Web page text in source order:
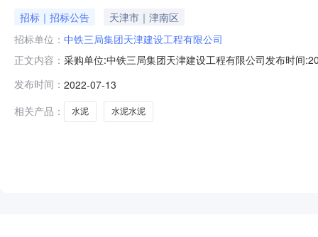
招标｜招标公告
天津市｜津南区
招标单位： 中铁三局集团天津建设工程有限公司
正文内容： 采购单位:中铁三局集团天津建设工程有限公司发布时间
公告水泥招标公告招标编号：TJGS-2022-44招标编号：
发布时间： 2022-07-13
相关产品：
水泥 水泥水泥